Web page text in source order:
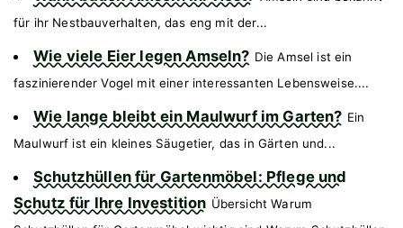
für ihr Nestbauverhalten, das eng mit der...
Wie viele Eier legen Amseln? Die Amsel ist ein
faszinierender Vogel mit einer interessanten Lebensweise....
Wie lange bleibt ein Maulwurf im Garten? Ein
Maulwurf ist ein kleines Säugetier, das in Gärten und...
Schutzhüllen für Gartenmöbel: Pflege und
Schutz für Ihre Investition Übersicht Warum